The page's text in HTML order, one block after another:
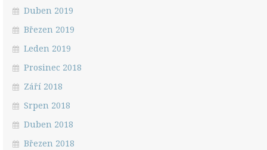
Duben 2019
Březen 2019
Leden 2019
Prosinec 2018
Září 2018
Srpen 2018
Duben 2018
Březen 2018